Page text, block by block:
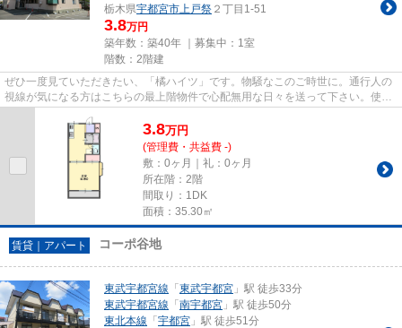
栃木県宇都宮市上戸祭 ２丁目1-51
3.8万円
築年数：築40年 ｜募集中： 1室
階数：2階建
ぜひ一度見ていただきたい、「橘ハイツ」です。物騒なこのご時世に。通行人の
視線が気になる方はこちらの最上階物件で心配無用な日々を送って下さい。使い
3.8万円
(管理費・共益費 -)
敷：0ヶ月｜礼：0ヶ月
所在階：2階
間取り：1DK
面積：35.30㎡
賃貸｜アパート コーポ谷地
東武宇都宮線 「 東武宇都宮 」駅 徒歩33分
東武宇都宮線 「 南宇都宮 」駅 徒歩50分
東北本線 「 宇都宮 」駅 徒歩51分